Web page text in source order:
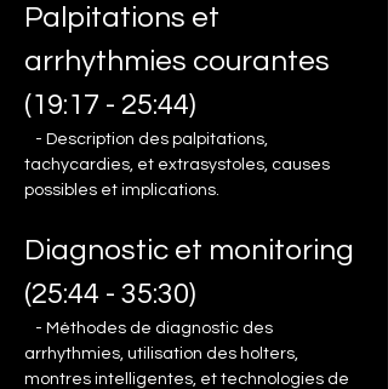
Palpitations et
arrhythmies courantes
(19:17 - 25:44)
- Description des palpitations,
tachycardies, et extrasystoles, causes
possibles et implications.
Diagnostic et monitoring
(25:44 - 35:30)
- Méthodes de diagnostic des
arrhythmies, utilisation des holters,
montres intelligentes, et technologies de